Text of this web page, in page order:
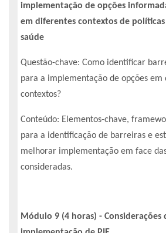
implementação de opções
em diferentes contextos de políticas
saúde
Questão-chave: Como identificar
para a implementação de opções em
contextos?
Conteúdo: Elementos-chave,
para a identificação de barreiras e
melhorar implementação em face
consideradas.
Módulo 9 (4 horas) - Considerações